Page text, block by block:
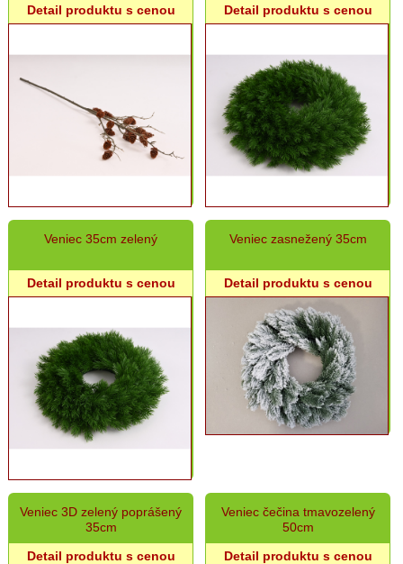
Detail produktu s cenou Detail produktu s cenou
Veniec 35cm zelený
Detail produktu s cenou
Veniec zasnežený 35cm
Detail produktu s cenou
Veniec 3D zelený poprášený
35cm
Detail produktu s cenou
Veniec čečina tmavozelený
50cm
Detail produktu s cenou